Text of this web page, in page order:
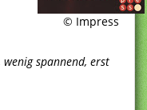
© Impress
spannend, erst